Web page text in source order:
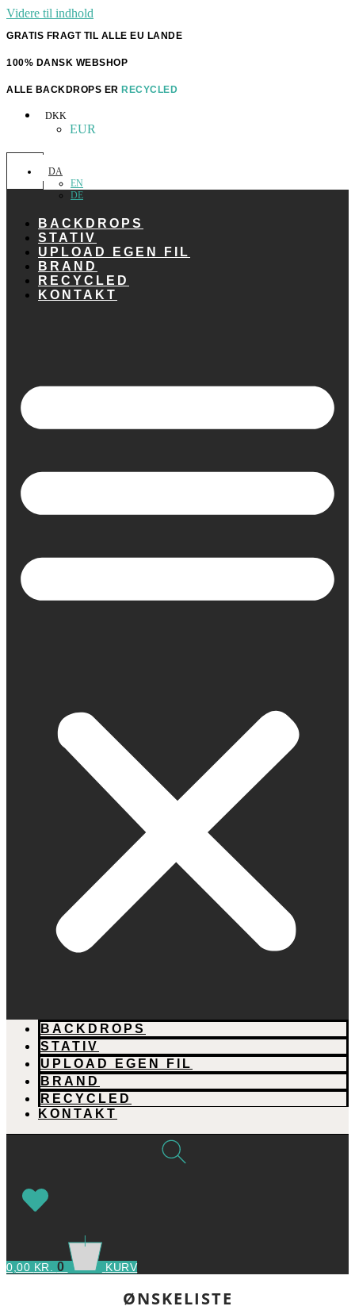
Videre til indhold
GRATIS FRAGT TIL ALLE EU LANDE
100% DANSK WEBSHOP
ALLE BACKDROPS ER RECYCLED
DKK
EUR
DA
EN
DE
BACKDROPS
STATIV
UPLOAD EGEN FIL
BRAND
RECYCLED
KONTAKT
BACKDROPS
STATIV
UPLOAD EGEN FIL
BRAND
RECYCLED
KONTAKT
0,00 KR. 0 KURV
ØNSKELISTE